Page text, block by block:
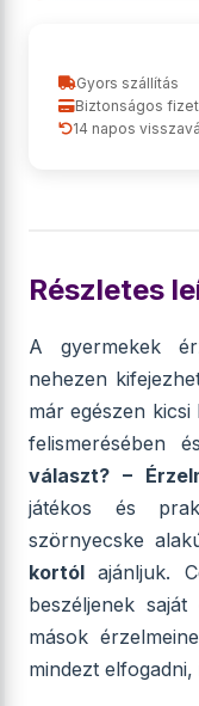
Gyors szállítás
Biztonságos
14 napos
Részletes
A gyermekek
nehezen
már egészen
felismerésében
választ? –
játékos és
szörnyecske
kortól ajánljuk.
beszéljenek
mások
mindezt